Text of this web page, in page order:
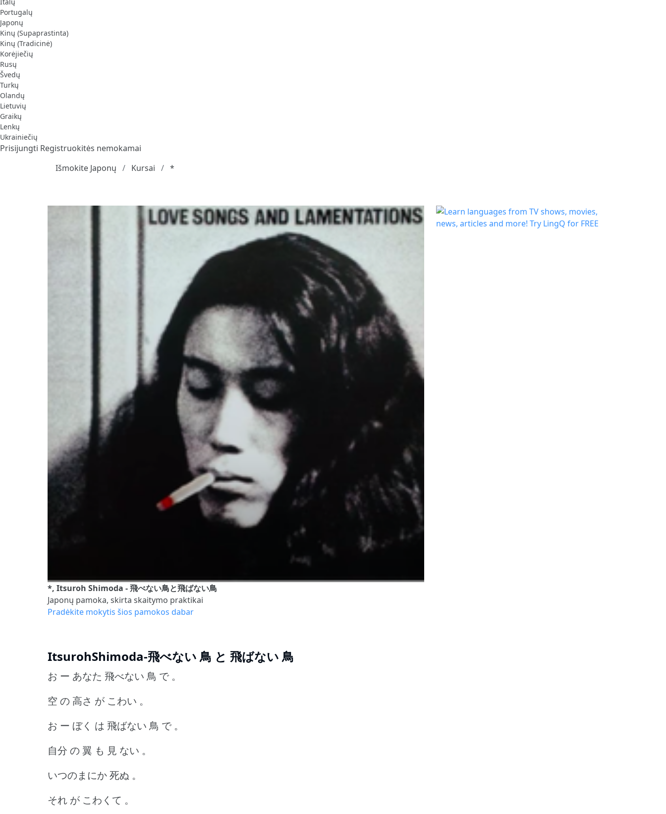
Portugalų
Japonų
Kinų (Supaprastinta)
Kinų (Tradicinė)
Korėjiečių
Rusų
Švedų
Turkų
Olandų
Lietuvių
Graikų
Lenkų
Ukrainiečių
Prisijungti Registruokitės nemokamai
Išmokite Japonų
Kursai *
*, Itsuroh Shimoda - 飛べない鳥と飛ばない鳥
Japonų pamoka, skirta skaitymo praktikai
Pradėkite mokytis šios pamokos dabar
ItsurohShimoda-飛べない 鳥 と 飛ばない 鳥
お ー あなた 飛べない 鳥 で 。
空 の 高さ が こわい 。
お ー ぼく は 飛ばない 鳥 で 。
自分 の 翼 も 見 ない 。
いつのまにか 死ぬ 。
それ が こわくて 。